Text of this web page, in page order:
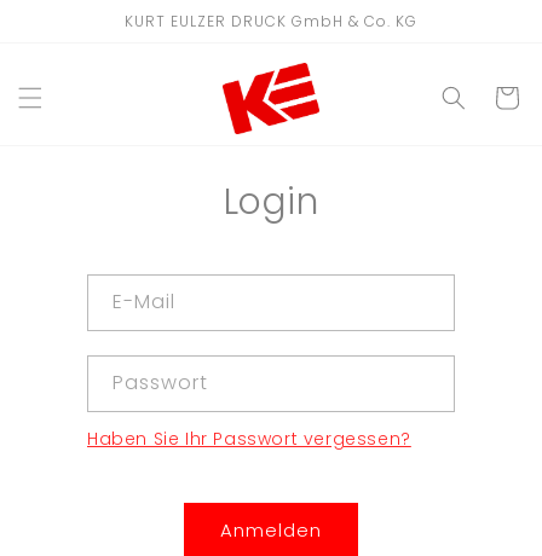
KURT EULZER DRUCK GmbH & Co. KG
Login
E-Mail
Passwort
Haben Sie Ihr Passwort vergessen?
Anmelden